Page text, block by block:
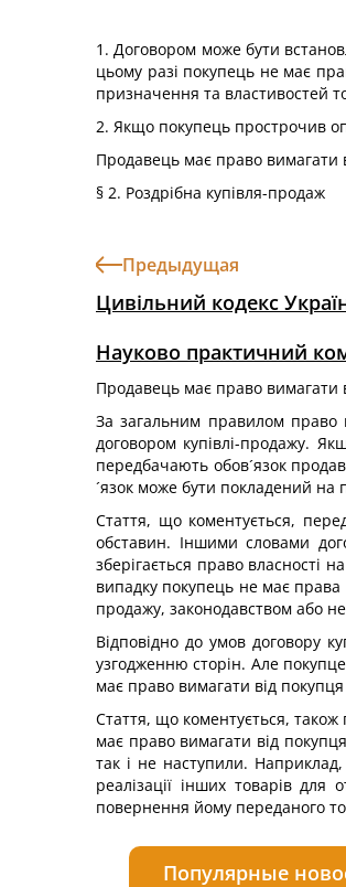
1. Договором може бути
цьому разі покупець не має
призначення та властивостей
2. Якщо покупець прострочив
Продавець має право вимагати
§ 2. Роздрібна купівля-продаж
Предыдущая
Цивільний кодекс
Науково практичний
Продавець має право вимагати
За загальним правилом право
договором купівлі-продажу.
передбачають обов´язок
´язок може бути покладений на
Стаття, що коментується,
обставин. Іншими словами
зберігається право власності
випадку покупець не має
продажу, законодавством або
Відповідно до умов договору
узгодженню сторін. Але
має право вимагати від
Стаття, що коментується,
має право вимагати від
так і не наступили.
реалізації інших товарів
повернення йому переданого
Популярные